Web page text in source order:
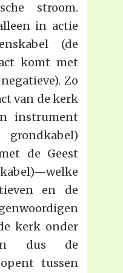
stroom.
in actie
(de
komt met
Zo
van de kerk
instrument
de Geest
en de
kerk onder
dus de
tussen